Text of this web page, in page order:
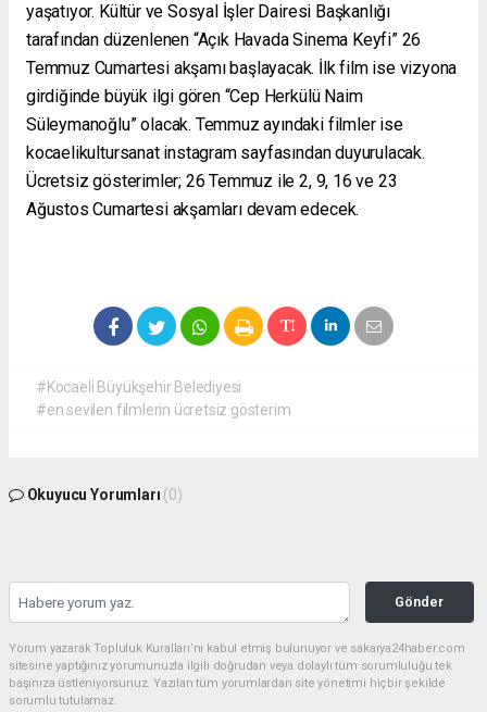
yaşatıyor. Kültür ve Sosyal İşler Dairesi Başkanlığı
tarafından düzenlenen “Açık Havada Sinema Keyfi” 26
Temmuz Cumartesi akşamı başlayacak. İlk film ise vizyona
girdiğinde büyük ilgi gören “Cep Herkülü Naim
Süleymanoğlu” olacak. Temmuz ayındaki filmler ise
kocaelikultursanat instagram sayfasından duyurulacak.
Ücretsiz gösterimler; 26 Temmuz ile 2, 9, 16 ve 23
Ağustos Cumartesi akşamları devam edecek.
#Kocaeli Büyükşehir Belediyesi
#en sevilen filmlerin ücretsiz gösterim
Okuyucu Yorumları (0)
Gönder
Yorum yazarak Topluluk Kuralları’nı kabul etmiş bulunuyor ve sakarya24haber.com
sitesine yaptığınız yorumunuzla ilgili doğrudan veya dolaylı tüm sorumluluğu tek
başınıza üstleniyorsunuz. Yazılan tüm yorumlardan site yönetimi hiçbir şekilde
sorumlu tutulamaz.